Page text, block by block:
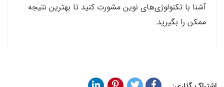
آشنا با تکنولوژی‌های نوین مشورت کنید تا بهترین نتیجه
ممکن را بگیرید.